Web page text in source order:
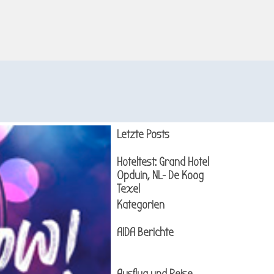
Block überspringen Letzte Posts
Letzte Posts
Hoteltest: Grand Hotel
Opduin, NL- De Koog
Texel
Block überspringen Kategorien
Kategorien
AIDA Berichte